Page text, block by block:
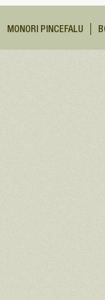
MONORI PINCEFALU